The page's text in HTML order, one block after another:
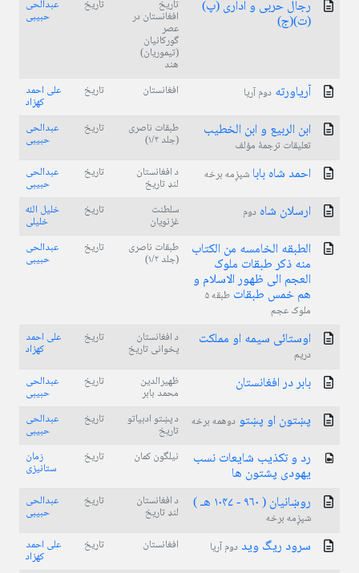
رجال حربی و اداری (پ)
(ت)(ج)
تاریخ
افغانستان در
عصر
گورکانیان
(تیموریان)
هند
تاریخ عبدالحی
حبیبی
آریاورته دوم آریا افغانستان تاریخ علی احمد
کهزاد
ابن الربیع و ابن الخطیب
تعلیقات ترجمۀ مؤلف
طبقات ناصری
(جلد ۱/۲)
تاریخ عبدالحی
حبیبی
احمد شاه بابا شپږمه برخه د افغانستان
لنډ تاریخ
تاریخ عبدالحی
حبیبی
ارسلان شاه دوم سلطنت
غزنویان
تاریخ خلیل الله
خلیلی
الطبقه الخامسه من الکتاب
منه ذکر طبقات ملوک
العجم الی ظهور الاسلام و
هم خمس طبقات
طبقه ۵
ملوک عجم
طبقات ناصری
(جلد ۱/۲)
تاریخ عبدالحی
حبیبی
اوستائی سیمه او مملکت
دریم
د افغانستان
پخوانی تاریخ
تاریخ علی احمد
کهزاد
بابر در افغانستان ظهیرالدین
محمد بابر
تاریخ عبدالحی
حبیبی
پښتون او پښتو دوهمه برخه د پښتو ادبیاتو
تاریخ
تاریخ عبدالحی
حبیبی
رد و تکذیب شایعات نسب
یهودی پشتون ها
نیلگون کمان تاریخ زمان
ستانیزی
روښانیان ( ۹٦٠ - ۱۰۴۷ هـ )
شپږمه برخه
د افغانستان
لنډ تاریخ
تاریخ عبدالحی
حبیبی
سرود ریگ وید دوم آریا افغانستان تاریخ علی احمد
کهزاد